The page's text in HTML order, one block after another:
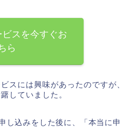
スを今すぐお
ら
スには興味があったのですが、
していました。
し込みをした後に、「本当に申